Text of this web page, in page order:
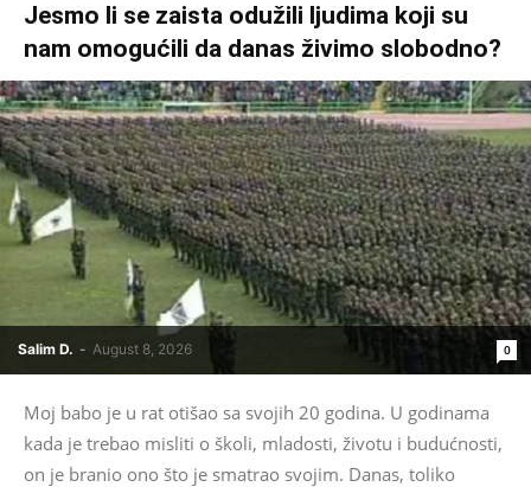
Jesmo li se zaista odužili ljudima koji su
nam omogućili da danas živimo slobodno?
Salim D. - August 8, 2026 0
Moj babo je u rat otišao sa svojih 20 godina. U godinama
kada je trebao misliti o školi, mladosti, životu i budućnosti,
on je branio ono što je smatrao svojim. Danas, toliko